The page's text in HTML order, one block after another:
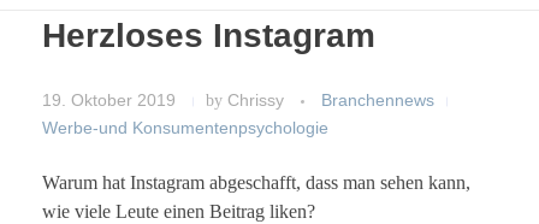
Herzloses Instagram
19. Oktober 2019 by Chrissy
Branchennews
Werbe-und Konsumentenpsychologie
Warum hat Instagram abgeschafft, dass man sehen kann,
wie viele Leute einen Beitrag liken?